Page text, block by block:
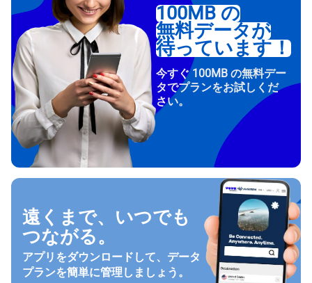
100MB の
無料データが
待っています！
今すぐ 100MB の無料デー
タでプランをお試しくだ
さい。
遠くまで、いつでも
つながる。
アプリをダウンロードして、データ
プランを簡単に管理しましょう。